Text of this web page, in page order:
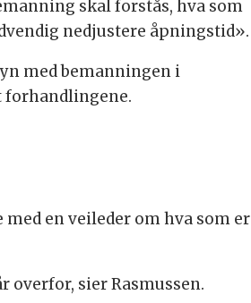
skal forstås, hva som
nedjustere åpningstid».
med bemanningen i
forhandlingene.
en veileder om hva som er
overfor, sier Rasmussen.